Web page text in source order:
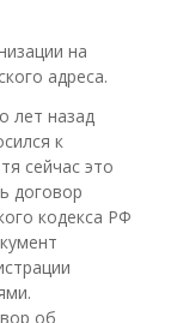
на
адреса.
лет назад
к
сейчас это
договор
кодекса РФ
об